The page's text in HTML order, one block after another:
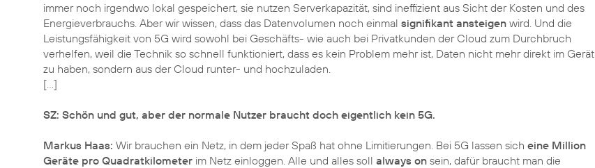
immer noch irgendwo lokal gespeichert, sie nutzen Serverkapazität, sind ineffizient aus Sicht der Kosten und des
Energieverbrauchs. Aber wir wissen, dass das Datenvolumen noch einmal signifikant ansteigen wird. Und die
Leistungsfähigkeit von 5G wird sowohl bei Geschäfts- wie auch bei Privatkunden der Cloud zum Durchbruch
verhelfen, weil die Technik so schnell funktioniert, dass es kein Problem mehr ist, Daten nicht mehr direkt im Gerät
zu haben, sondern aus der Cloud runter- und hochzuladen.
[…]
SZ: Schön und gut, aber der normale Nutzer braucht doch eigentlich kein 5G.
Markus Haas: Wir brauchen ein Netz, in dem jeder Spaß hat ohne Limitierungen. Bei 5G lassen sich eine Million
Geräte pro Quadratkilometer im Netz einloggen. Alle und alles soll always on sein, dafür braucht man die